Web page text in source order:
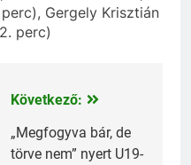
Gergely Krisztián
perc)
Következő:
„Megfogyva bár, de
törve nem” nyert U19-